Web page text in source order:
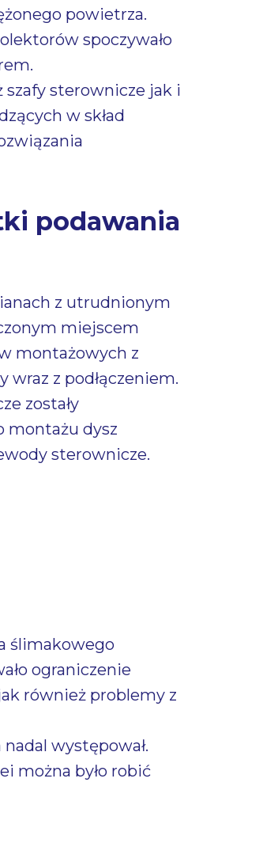
powietrza.
spoczywało
szafy sterownicze jak i
w skład
podawania
z utrudnionym
miejscem
montażowych z
z podłączeniem.
zostały
montażu dysz
sterownicze.
ślimakowego
ograniczenie
również problemy z
występował.
można było robić